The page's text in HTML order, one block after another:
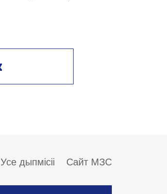
Усе дыпмісіі Сайт МЗС